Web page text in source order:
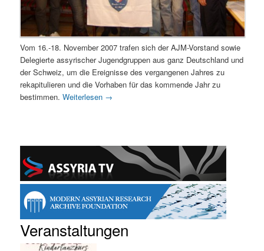
Vom 16.-18. November 2007 trafen sich der AJM-Vorstand sowie
Delegierte assyrischer Jugendgruppen aus ganz Deutschland und
der Schweiz, um die Ereignisse des vergangenen Jahres zu
rekapitulieren und die Vorhaben für das kommende Jahr zu
bestimmen.Weiterlesen →
Veranstaltungen